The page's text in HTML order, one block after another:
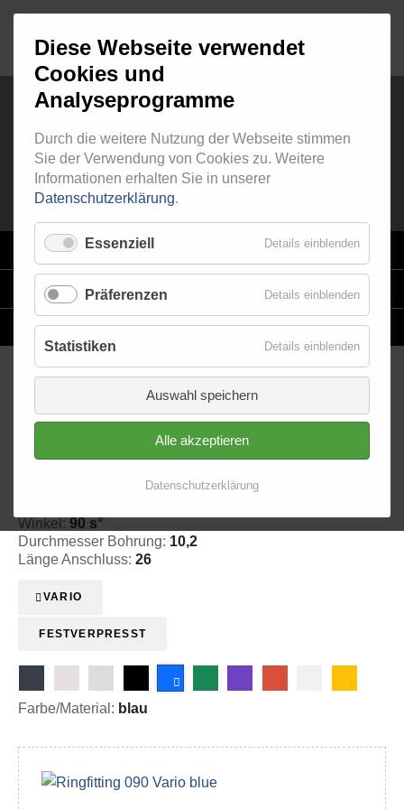
RINGFITTING 090
VARIO
STAHLFLEX-LEITUNGSKITS FÜR MOTORRÄDER
EINZELLEITUNGENNACH MASS
Ringfitting 090 Ø 10,2
Winkel: 90 s°
Durchmesser Bohrung: 10,2
Länge Anschluss: 26
VARIO
FESTVERPRESST
Farbe/Material: blau
Diese Webseite verwendet
Cookies und
Analyseprogramme
Durch die weitere Nutzung der Webseite stimmen
Sie der Verwendung von Cookies zu. Weitere
Informationen erhalten Sie in unserer
Datenschutzerklärung.
Essenziell Details einblenden
Präferenzen Details einblenden
Statistiken Details einblenden
Auswahl speichern
Alle akzeptieren
Datenschutzerklärung